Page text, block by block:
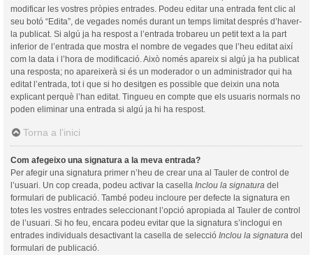
modificar les vostres pròpies entrades. Podeu editar una entrada fent clic al
seu botó “Edita”, de vegades només durant un temps limitat després d’haver-
la publicat. Si algú ja ha respost a l’entrada trobareu un petit text a la part
inferior de l’entrada que mostra el nombre de vegades que l’heu editat així
com la data i l’hora de modificació. Això només apareix si algú ja ha publicat
una resposta; no apareixerà si és un moderador o un administrador qui ha
editat l’entrada, tot i que si ho desitgen es possible que deixin una nota
explicant perquè l’han editat. Tingueu en compte que els usuaris normals no
poden eliminar una entrada si algú ja hi ha respost.
Torna a l’inici
Com afegeixo una signatura a la meva entrada?
Per afegir una signatura primer n’heu de crear una al Tauler de control de
l’usuari. Un cop creada, podeu activar la casella Inclou la signatura del
formulari de publicació. També podeu incloure per defecte la signatura en
totes les vostres entrades seleccionant l’opció apropiada al Tauler de control
de l’usuari. Si ho feu, encara podeu evitar que la signatura s’inclogui en
entrades individuals desactivant la casella de selecció Inclou la signatura del
formulari de publicació.